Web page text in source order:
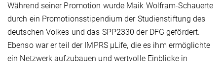
Während seiner Promotion wurde Maik Wolfram-Schauerte
durch ein Promotionsstipendium der Studienstiftung des
deutschen Volkes und das SPP2330 der DFG gefördert.
Ebenso war er teil der IMPRS µLife, die es ihm ermöglichte
ein Netzwerk aufzubauen und wertvolle Einblicke in